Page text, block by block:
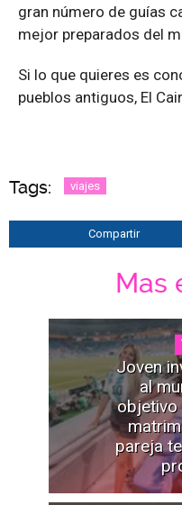
gran número de guías
mejor preparados del
Si lo que quieres es
pueblos antiguos, El
Tags: viajes
Compartir
Mas
Joven
al
objetivo
pareja